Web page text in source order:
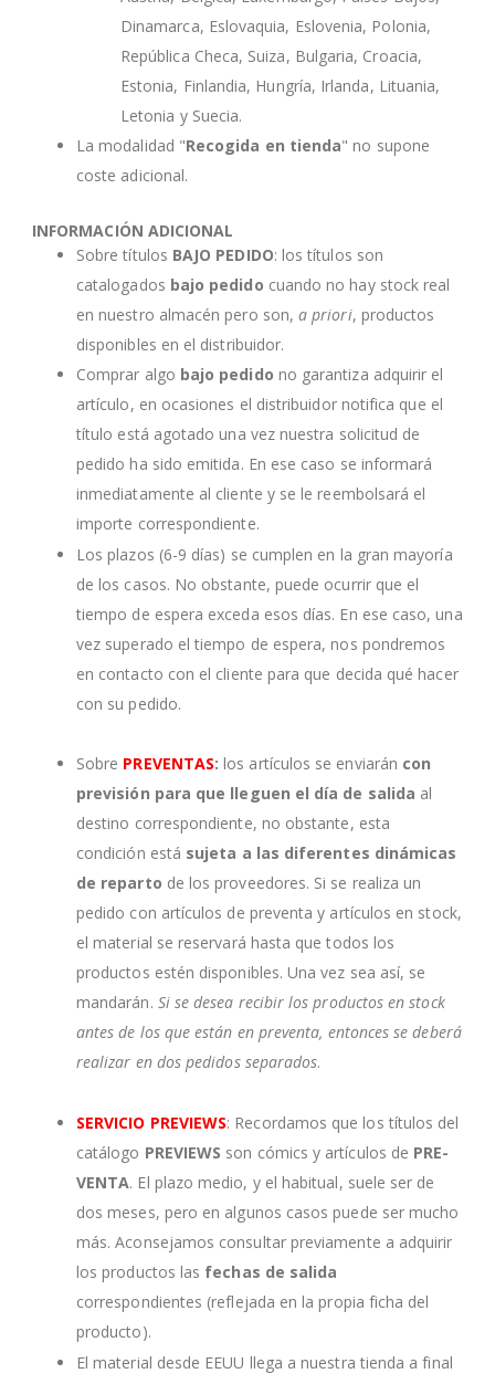
Dinamarca, Eslovaquia, Eslovenia, Polonia,
República Checa, Suiza, Bulgaria, Croacia,
Estonia, Finlandia, Hungría, Irlanda, Lituania,
Letonia y Suecia.
La modalidad "Recogida en tienda" no supone
coste adicional.
INFORMACIÓN ADICIONAL
Sobre títulos BAJO PEDIDO: los títulos son
catalogados bajo pedido cuando no hay stock real
en nuestro almacén pero son,a priori, productos
disponibles en el distribuidor.
Comprar algo bajo pedido no garantiza adquirir el
artículo, en ocasiones el distribuidor notifica que el
título está agotado una vez nuestra solicitud de
pedido ha sido emitida. En ese caso se informará
inmediatamente al cliente y se le reembolsará el
importe correspondiente.
Los plazos (6-9 días) se cumplen en la gran mayoría
de los casos. No obstante, puede ocurrir que el
tiempo de espera exceda esos días. En ese caso, una
vez superado el tiempo de espera, nos pondremos
en contacto con el cliente para que decida qué hacer
con su pedido.
Sobre PREVENTAS:los artículos se enviarán con
previsión para que lleguen el día de salida al
destino correspondiente, no obstante, esta
condición está sujeta a las diferentes dinámicas
de reparto de los proveedores. Si se realiza un
pedido con artículos de preventa y artículos en stock,
el material se reservará hasta que todos los
productos estén disponibles. Una vez sea así, se
mandarán. Si se desea recibir los productos en stock
antes de los que están en preventa, entonces se deberá
realizar en dos pedidos separados.
SERVICIO PREVIEWS: Recordamos que los títulos del
catálogo PREVIEWS son cómics y artículos de PRE-
VENTA. El plazo medio, y el habitual, suele ser de
dos meses, pero en algunos casos puede ser mucho
más. Aconsejamos consultar previamente a adquirir
los productos las fechas de salida
correspondientes (reflejada en la propia ficha del
producto).
El material desde EEUU llega a nuestra tienda a final